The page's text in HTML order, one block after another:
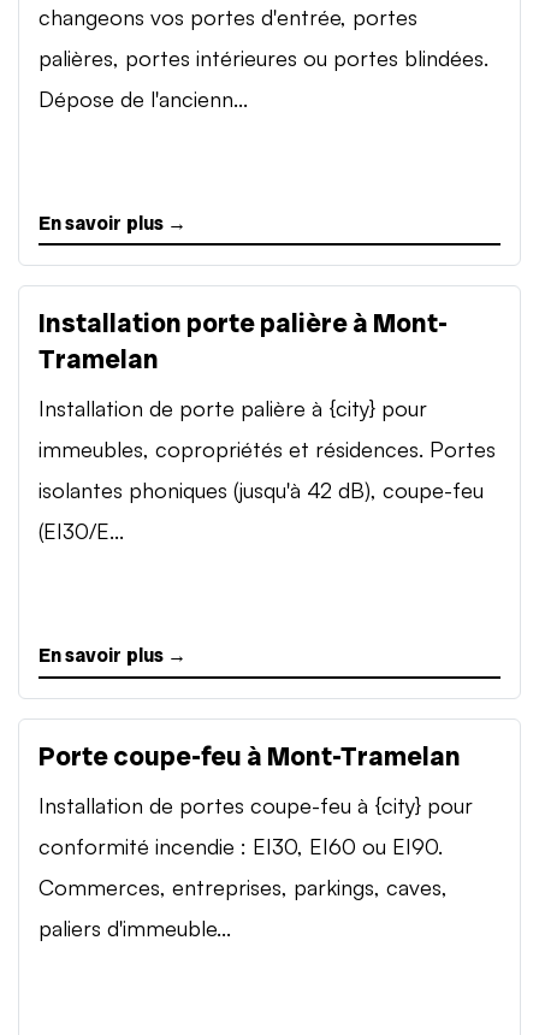
changeons vos portes d'entrée, portes
palières, portes intérieures ou portes blindées.
Dépose de l'ancienn...
En savoir plus →
Installation porte palière à Mont-
Tramelan
Installation de porte palière à {city} pour
immeubles, copropriétés et résidences. Portes
isolantes phoniques (jusqu'à 42 dB), coupe-feu
(EI30/E...
En savoir plus →
Porte coupe-feu à Mont-Tramelan
Installation de portes coupe-feu à {city} pour
conformité incendie : EI30, EI60 ou EI90.
Commerces, entreprises, parkings, caves,
paliers d'immeuble...